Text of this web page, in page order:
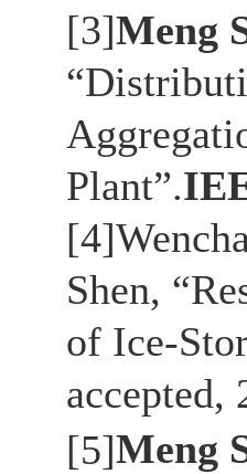
[3]Meng
Plant”.
Shen,
of Ice-
accepted,
[5]Meng